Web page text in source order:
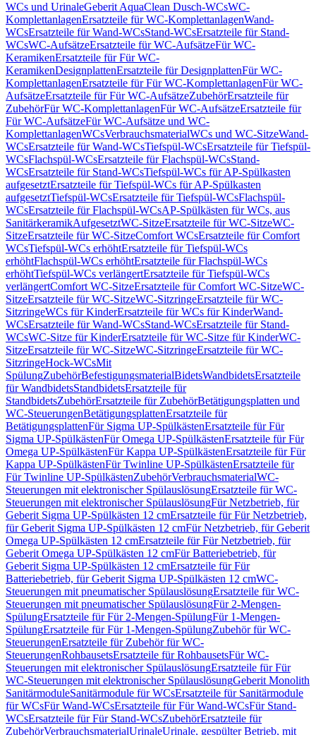
WCs und UrinaleGeberit AquaClean Dusch-WCsWC-
KomplettanlagenErsatzteile für WC-KomplettanlagenWand-
WCsErsatzteile für Wand-WCsStand-WCsErsatzteile für Stand-
WCsWC-AufsätzeErsatzteile für WC-AufsätzeFür WC-
KeramikenErsatzteile für Für WC-
KeramikenDesignplattenErsatzteile für DesignplattenFür WC-
KomplettanlagenErsatzteile für Für WC-KomplettanlagenFür WC-
AufsätzeErsatzteile für Für WC-AufsätzeZubehörErsatzteile für
ZubehörFür WC-KomplettanlagenFür WC-AufsätzeErsatzteile für
Für WC-AufsätzeFür WC-Aufsätze und WC-
KomplettanlagenWCsVerbrauchsmaterialWCs und WC-SitzeWand-
WCsErsatzteile für Wand-WCsTiefspül-WCsErsatzteile für Tiefspül-
WCsFlachspül-WCsErsatzteile für Flachspül-WCsStand-
WCsErsatzteile für Stand-WCsTiefspül-WCs für AP-Spülkasten
aufgesetztErsatzteile für Tiefspül-WCs für AP-Spülkasten
aufgesetztTiefspül-WCsErsatzteile für Tiefspül-WCsFlachspül-
WCsErsatzteile für Flachspül-WCsAP-Spülkästen für WCs, aus
SanitärkeramikAufgesetztWC-SitzeErsatzteile für WC-SitzeWC-
SitzeErsatzteile für WC-SitzeComfort WCsErsatzteile für Comfort
WCsTiefspül-WCs erhöhtErsatzteile für Tiefspül-WCs
erhöhtFlachspül-WCs erhöhtErsatzteile für Flachspül-WCs
erhöhtTiefspül-WCs verlängertErsatzteile für Tiefspül-WCs
verlängertComfort WC-SitzeErsatzteile für Comfort WC-SitzeWC-
SitzeErsatzteile für WC-SitzeWC-SitzringeErsatzteile für WC-
SitzringeWCs für KinderErsatzteile für WCs für KinderWand-
WCsErsatzteile für Wand-WCsStand-WCsErsatzteile für Stand-
WCsWC-Sitze für KinderErsatzteile für WC-Sitze für KinderWC-
SitzeErsatzteile für WC-SitzeWC-SitzringeErsatzteile für WC-
SitzringeHock-WCsMit
SpülungZubehörBefestigungsmaterialBidetsWandbidetsErsatzteile
für WandbidetsStandbidetsErsatzteile für
StandbidetsZubehörErsatzteile für ZubehörBetätigungsplatten und
WC-SteuerungenBetätigungsplattenErsatzteile für
BetätigungsplattenFür Sigma UP-SpülkästenErsatzteile für Für
Sigma UP-SpülkästenFür Omega UP-SpülkästenErsatzteile für Für
Omega UP-SpülkästenFür Kappa UP-SpülkästenErsatzteile für Für
Kappa UP-SpülkästenFür Twinline UP-SpülkästenErsatzteile für
Für Twinline UP-SpülkästenZubehörVerbrauchsmaterialWC-
Steuerungen mit elektronischer SpülauslösungErsatzteile für WC-
Steuerungen mit elektronischer SpülauslösungFür Netzbetrieb, für
Geberit Sigma UP-Spülkästen 12 cmErsatzteile für Für Netzbetrieb,
für Geberit Sigma UP-Spülkästen 12 cmFür Netzbetrieb, für Geberit
Omega UP-Spülkästen 12 cmErsatzteile für Für Netzbetrieb, für
Geberit Omega UP-Spülkästen 12 cmFür Batteriebetrieb, für
Geberit Sigma UP-Spülkästen 12 cmErsatzteile für Für
Batteriebetrieb, für Geberit Sigma UP-Spülkästen 12 cmWC-
Steuerungen mit pneumatischer SpülauslösungErsatzteile für WC-
Steuerungen mit pneumatischer SpülauslösungFür 2-Mengen-
SpülungErsatzteile für Für 2-Mengen-SpülungFür 1-Mengen-
SpülungErsatzteile für Für 1-Mengen-SpülungZubehör für WC-
SteuerungenErsatzteile für Zubehör für WC-
SteuerungenRohbausetsErsatzteile für RohbausetsFür WC-
Steuerungen mit elektronischer SpülauslösungErsatzteile für Für
WC-Steuerungen mit elektronischer SpülauslösungGeberit Monolith
SanitärmoduleSanitärmodule für WCsErsatzteile für Sanitärmodule
für WCsFür Wand-WCsErsatzteile für Für Wand-WCsFür Stand-
WCsErsatzteile für Für Stand-WCsZubehörErsatzteile für
ZubehörVerbrauchsmaterialUrinaleUrinale, gespülter Betrieb, mit